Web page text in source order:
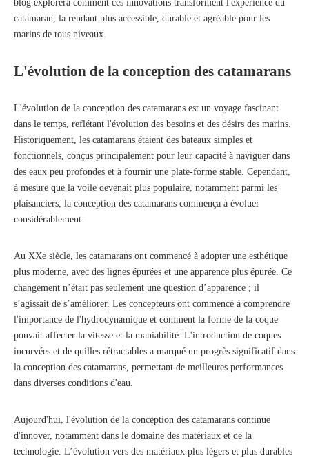
blog explorera comment ces innovations transforment l'expérience du
catamaran, la rendant plus accessible, durable et agréable pour les
marins de tous niveaux.
L'évolution de la conception des catamarans
L'évolution de la conception des catamarans est un voyage fascinant
dans le temps, reflétant l'évolution des besoins et des désirs des marins.
Historiquement, les catamarans étaient des bateaux simples et
fonctionnels, conçus principalement pour leur capacité à naviguer dans
des eaux peu profondes et à fournir une plate-forme stable. Cependant,
à mesure que la voile devenait plus populaire, notamment parmi les
plaisanciers, la conception des catamarans commença à évoluer
considérablement.
Au XXe siècle, les catamarans ont commencé à adopter une esthétique
plus moderne, avec des lignes épurées et une apparence plus épurée. Ce
changement n’était pas seulement une question d’apparence ; il
s’agissait de s’améliorer. Les concepteurs ont commencé à comprendre
l'importance de l'hydrodynamique et comment la forme de la coque
pouvait affecter la vitesse et la maniabilité. L'introduction de coques
incurvées et de quilles rétractables a marqué un progrès significatif dans
la conception des catamarans, permettant de meilleures performances
dans diverses conditions d'eau.
Aujourd'hui, l'évolution de la conception des catamarans continue
d'innover, notamment dans le domaine des matériaux et de la
technologie. L’évolution vers des matériaux plus légers et plus durables